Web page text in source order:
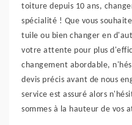
toiture depuis 10 ans,
spécialité ! Que vous
tuile ou bien changer en
votre attente pour plus
changement abordable,
devis précis avant de nous
service est assuré alors
sommes à la hauteur de vos